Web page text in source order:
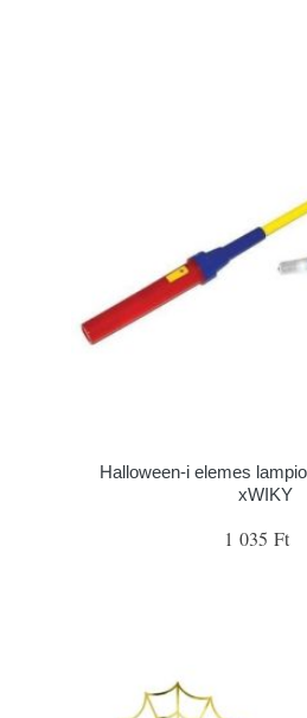
Halloween-i elemes
xWIKY
1 035 Ft